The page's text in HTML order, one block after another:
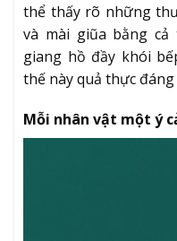
thể thấy rõ những
và mài giũa bằng
giang hồ đầy khói
thế này quả thực
Mỗi nhân vật một ý